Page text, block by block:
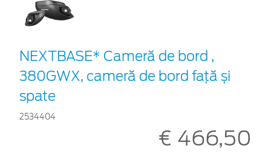
NEXTBASE* Cameră de bord ,
380GWX, cameră de bord față și
spate
2534404
€ 466,50